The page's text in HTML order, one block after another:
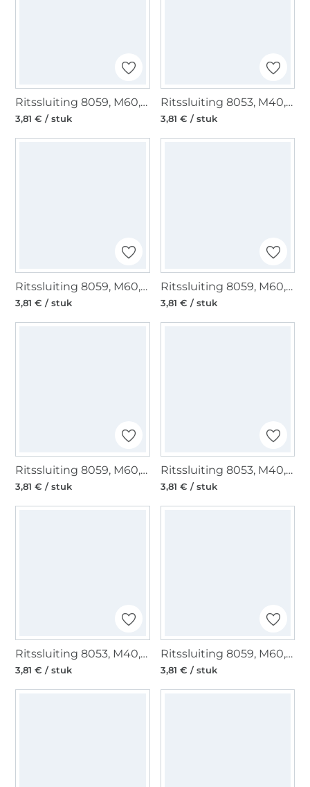
Ritssluiting 8059, M60, olivgroen
3,81 € / stuk
Ritssluiting 8053, M40, donkerbruin
3,81 € / stuk
Ritssluiting 8059, M60, navy
3,81 € / stuk
Ritssluiting 8059, M60, wit
3,81 € / stuk
Ritssluiting 8059, M60, rood
3,81 € / stuk
Ritssluiting 8053, M40, rood
3,81 € / stuk
Ritssluiting 8053, M40, lichtgrijs
3,81 € / stuk
Ritssluiting 8059, M60, donkerbruin
3,81 € / stuk